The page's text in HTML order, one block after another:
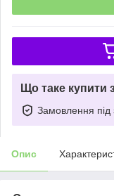
Що таке купити
Замовлення під
Опис